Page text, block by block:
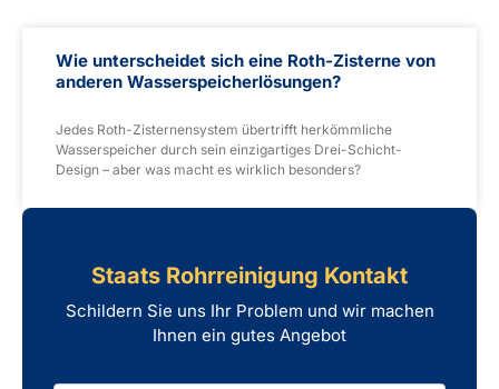
Wie unterscheidet sich eine Roth-Zisterne von
anderen Wasserspeicherlösungen?
Jedes Roth-Zisternensystem übertrifft herkömmliche
Wasserspeicher durch sein einzigartiges Drei-Schicht-
Design – aber was macht es wirklich besonders?
Staats Rohrreinigung Kontakt
Schildern Sie uns Ihr Problem und wir machen
Ihnen ein gutes Angebot